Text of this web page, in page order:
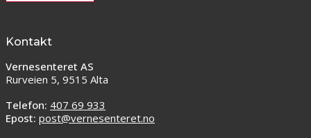
Kontakt
Vernesenteret AS
Rurveien 5, 9515 Alta
Telefon: 407 69 933
Epost: post@vernesenteret.no